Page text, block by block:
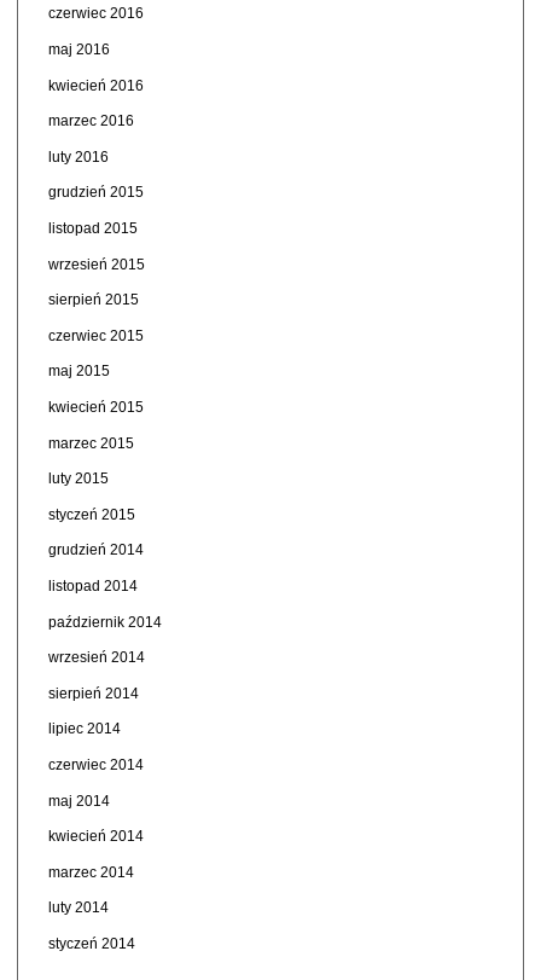
czerwiec 2016
maj 2016
kwiecień 2016
marzec 2016
luty 2016
grudzień 2015
listopad 2015
wrzesień 2015
sierpień 2015
czerwiec 2015
maj 2015
kwiecień 2015
marzec 2015
luty 2015
styczeń 2015
grudzień 2014
listopad 2014
październik 2014
wrzesień 2014
sierpień 2014
lipiec 2014
czerwiec 2014
maj 2014
kwiecień 2014
marzec 2014
luty 2014
styczeń 2014